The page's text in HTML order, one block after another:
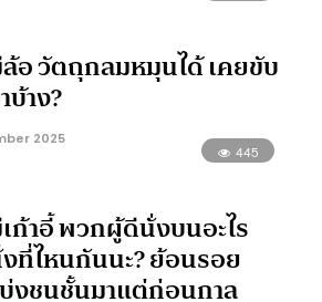
อ วัตถุกลมหมุนได้ เคยขับ
าง?
2025
445
ก้าอี้ พวกผู้ดีนั่งบนอะไร
ที่ไหนกันนะ? ย้อนรอย
งชนชั้นมาแต่ก่อนกาล